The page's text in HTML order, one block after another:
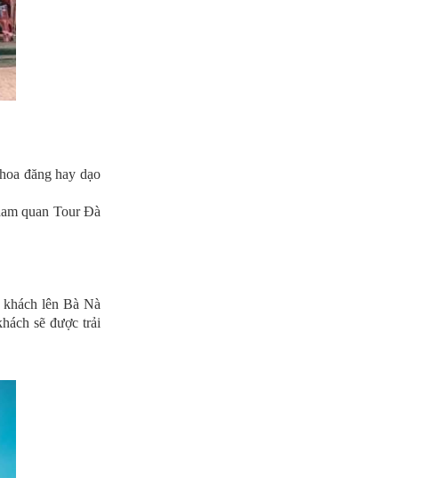
đăng hay dạo
quan Tour Đà
lên Bà Nà
sẽ được trải